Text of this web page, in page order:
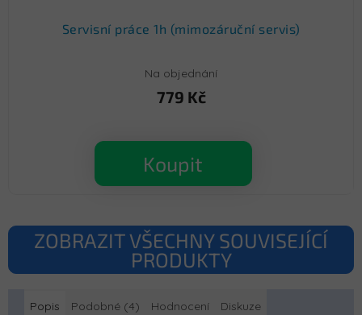
Servisní práce 1h (mimozáruční servis)
Na objednání
779 Kč
Koupit
ZOBRAZIT VŠECHNY SOUVISEJÍCÍ
PRODUKTY
Popis Podobné (4) Hodnocení Diskuze